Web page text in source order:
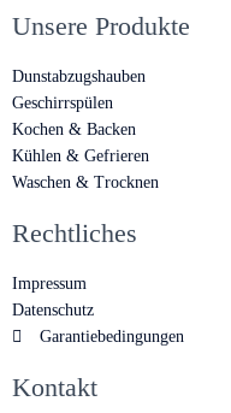
Unsere Produkte
Dunstabzugshauben
Geschirrspülen
Kochen & Backen
Kühlen & Gefrieren
Waschen & Trocknen
Rechtliches
Impressum
Datenschutz
Garantiebedingungen
Kontakt